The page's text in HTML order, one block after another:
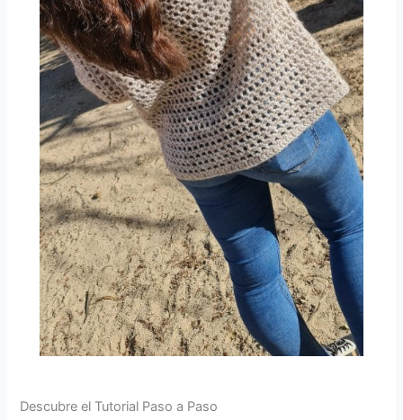
Descubre el Tutorial Paso a Paso